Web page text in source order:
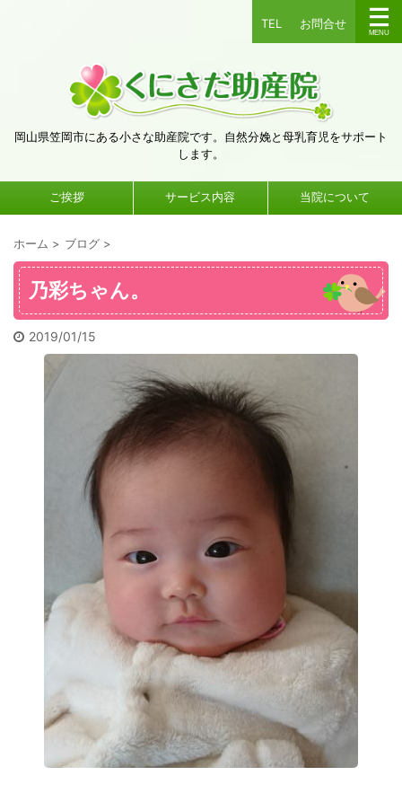
TEL お問合せ
岡山県笠岡市にある小さな助産院です。自然分娩と母乳育児をサポート
します。
ご挨拶 サービス内容 当院について
ホーム > ブログ >
乃彩ちゃん。
2019/01/15